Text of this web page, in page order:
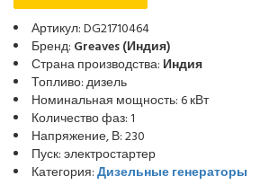
Артикул: DG21710464
Бренд: Greaves (Индия)
Страна производства: Индия
Топливо: дизель
Номинальная мощность: 6 кВт
Количество фаз: 1
Напряжение, В: 230
Пуск: электростартер
Категория:Дизельные генераторы